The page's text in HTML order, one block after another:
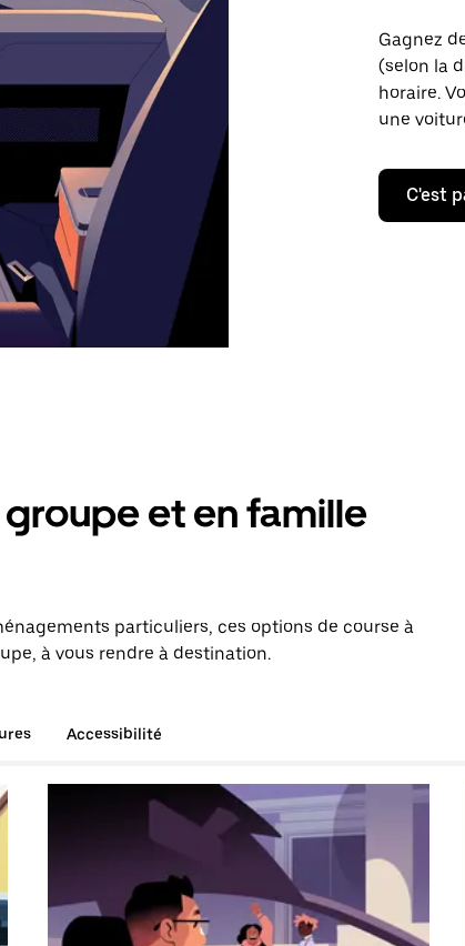
Gagnez
(selon la
horaire.
une
C'est
et en famille
particuliers, ces options de course à
à vous rendre à destination.
Accessibilité